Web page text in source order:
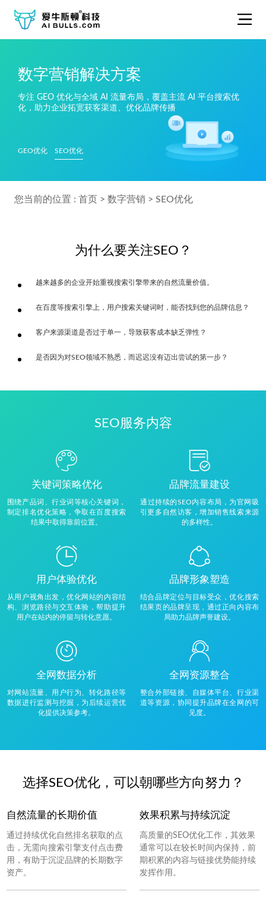
数字营销解决方案
专注 GEO 优化与全域 AI 流量布局，覆盖主流 AI 平台搜索优
化，助力企业拓宽获客渠道、优化品牌传播
GEO优化 SEO优化
您当前的位置 : 首页> 数字营销 > SEO优化
为什么要关注SEO？
越来越多的企业开始重视搜索引擎带来的自然流量价值。
在百度等搜索引擎上，用户搜索关键词时，能否找到您的品牌信息？
客户来源渠道是否过于单一，导致获客成本缺乏弹性？
是否因为对SEO领域不熟悉，而迟迟没有迈出尝试的第一步？
SEO服务内容
关键词策略优化
围绕产品词、行业词等核心关键词，
制定排名优化策略，争取在百度搜索
结果中取得靠前位置。
品牌流量建设
通过持续的SEO内容布局，为官网吸
引更多自然访客，增加销售线索来源
的多样性。
用户体验优化
从用户视角出发，优化网站的内容结
构、浏览路径与交互体验，帮助提升
用户在站内的停留与转化意愿。
品牌形象塑造
结合品牌定位与目标受众，优化搜索
结果页的品牌呈现，通过正向内容布
局助力品牌声誉建设。
全网数据分析
对网站流量、用户行为、转化路径等
数据进行监测与挖掘，为后续运营优
化提供决策参考。
全网资源整合
整合外部链接、自媒体平台、行业渠
道等资源，协同提升品牌在全网的可
见度。
选择SEO优化，可以朝哪些方向努力？
自然流量的长期价值
通过持续优化自然排名获取的点
击，无需向搜索引擎支付点击费
用，有助于沉淀品牌的长期数字
资产。
效果积累与持续沉淀
高质量的SEO优化工作，其效果
通常可以在较长时间内保持，前
期积累的内容与链接优势能持续
发挥作用。